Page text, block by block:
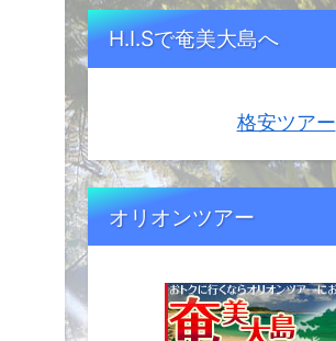
H.I.Sで奄美大島へ
格安ツアー
オリオンツアー